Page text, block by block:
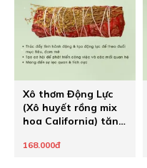
Xô thơm Động Lực
(Xô huyết rồng mix
hoa California) tăng
đuổi đam mê
168.000đ